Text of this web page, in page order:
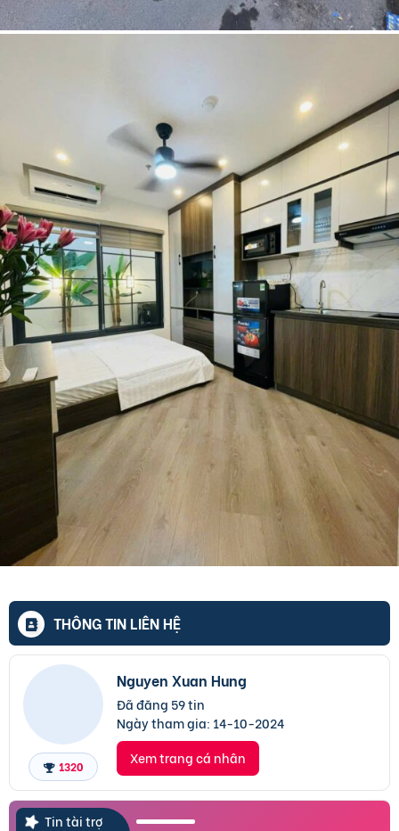
THÔNG TIN LIÊN HỆ
1320
Nguyen Xuan Hung
Đã đăng 59 tin
Ngày tham gia: 14-10-2024
Xem trang cá nhân
Tin tài trợ